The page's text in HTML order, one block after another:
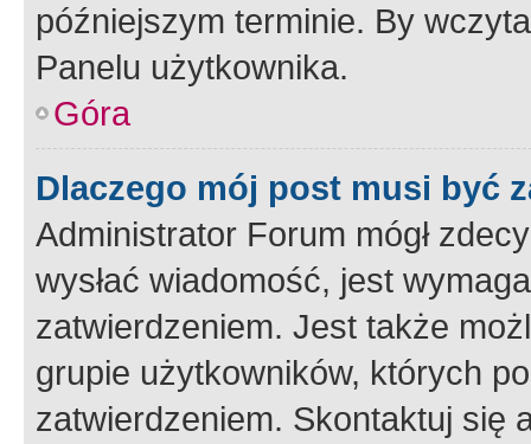
późniejszym terminie. By
Panelu użytkownika.
Góra
Dlaczego mój post musi być
Administrator Forum mógł
wysłać wiadomość, jest
zatwierdzeniem. Jest także
grupie użytkowników, których
zatwierdzeniem. Skontaktuj się